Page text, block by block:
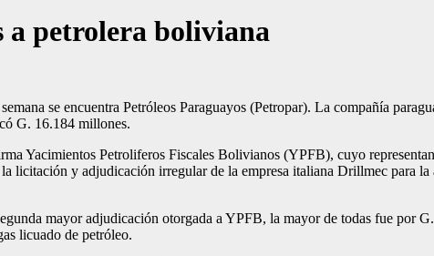
a petrolera boliviana
se encuentra Petróleos Paraguayos (Petropar). La compañía
G. 16.184 millones.
Yacimientos Petro­liferos Fiscales Bolivianos (YPFB), cuyo
licitación y adjudicación irregular de la empresa italiana Drillmec para
mayor adju­dicación otorgada a YPFB, la mayor de todas fue por
licuado de petróleo.